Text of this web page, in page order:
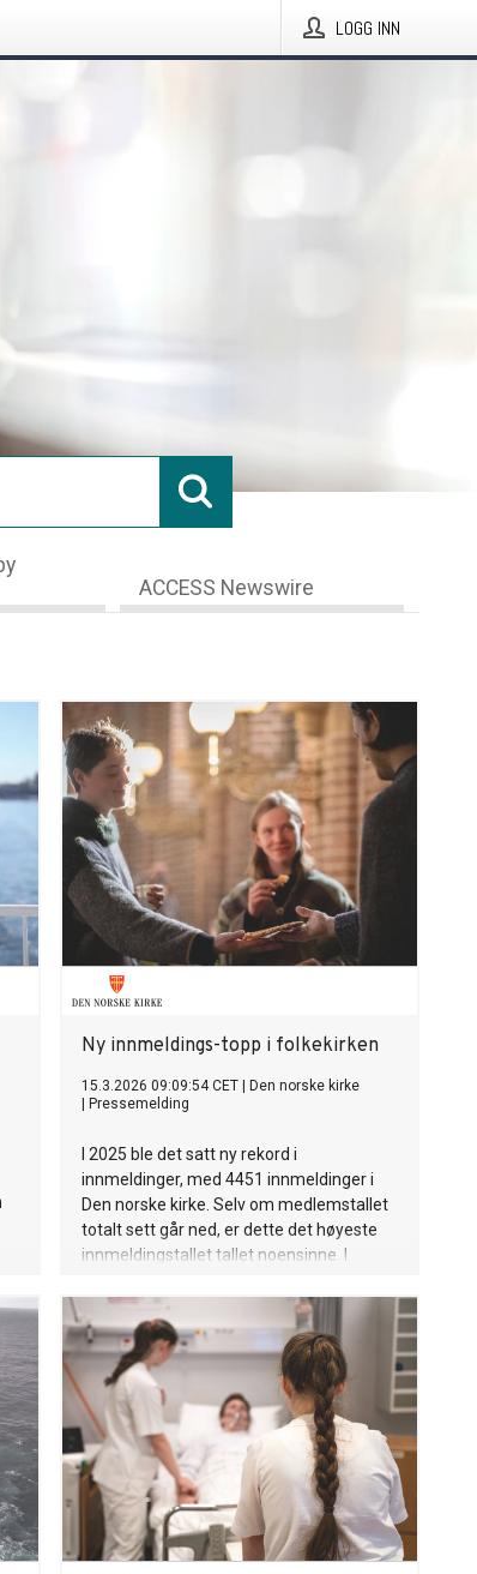
LOGG INN
ACCESS Newswire
Ny innmeldings-topp i folkekirken
15.3.2026 09:09:54 CET
Den norske kirke
Pressemelding
I 2025 ble det satt ny rekord i
innmeldinger, med 4451 innmeldinger i
Den norske kirke. Selv om medlemstallet
totalt sett går ned, er dette det høyeste
innmeldingstallet tallet noensinne. I
innmeldingstallet med hele 22 prosent!